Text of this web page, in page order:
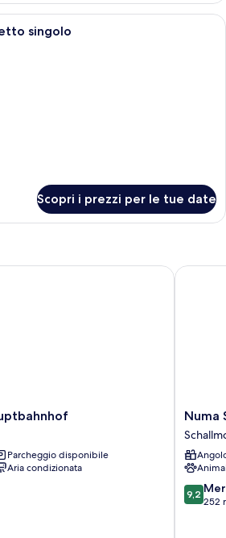
Un letto rifatto con cura, con una
singolo
Scopri i prezzi per le tue date
Parcheggio disponibile
Aria condizionata
Numa
Numa
9.2
su
9,2
252
Numa